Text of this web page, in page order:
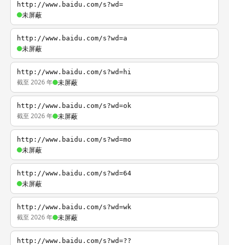
http://www.baidu.com/s?wd=
未屏蔽
http://www.baidu.com/s?wd=a
未屏蔽
http://www.baidu.com/s?wd=hi
截至 2026 年 未屏蔽
http://www.baidu.com/s?wd=ok
截至 2026 年 未屏蔽
http://www.baidu.com/s?wd=mo
未屏蔽
http://www.baidu.com/s?wd=64
未屏蔽
http://www.baidu.com/s?wd=wk
截至 2026 年 未屏蔽
http://www.baidu.com/s?wd=??